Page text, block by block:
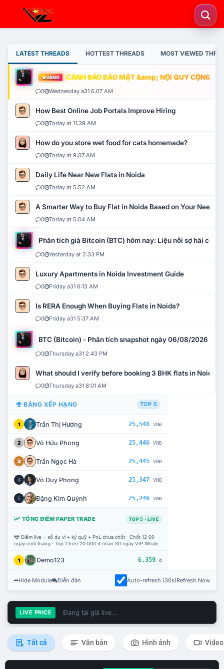
LATEST THREADS HOTTEST THREADS MOST VIEWED
VÀNG CẢNH BÁO BẢO MẬT &amp; NỘI QUY CỘNG
0 Wednesday a31 6:07 AM
How Best Online Job Portals Improve Hiring
0 Today at 11:39 AM
How do you store wet food for cats homemade?
0 Today at 9:07 AM
Daily Life Near New Flats in Noida
0 Today at 5:52 AM
A Smarter Way to Buy Flat in Noida Based on Your Needs
0 Today at 5:04 AM
Phân tích giá Bitcoin (BTC) hôm nay: Liệu nỗi sợ hãi có
0 Yesterday at 2:33 PM
Luxury Apartments in Noida Investment Guide
0 Friday a31 6:13 AM
Is RERA Enough When Buying Flats in Noida?
0 Friday a31 5:37 AM
BTC (Bitcoin) - Phân tích snapshot ngày 06/08/2026
0 Thursday a31 2:43 PM
What should I verify before booking 3 BHK flats in Noida?
0 Thursday a31 8:01 AM
BẢNG XẾP HẠNG TOP 5
1 Trần Thị Hương 25,548 VNĐ
2 Võ Hữu Phong 25,446 VNĐ
3 Trần Ngọc Hà 25,445 VNĐ
4 Võ Duy Phong 25,347 VNĐ
5 Đặng Kim Quỳnh 25,246 VNĐ
TỔNG ĐIỂM PAPER TRADE TOP 5 · LIVE
Điểm live = số dư ví + ký quỹ + PnL chưa chốt · Chốt 12:00
ngày cuối tháng · Top 1 trên 20.000 đ nhận 30 ngày VIP Whale.
1 Demo123 6.359 đ
Hide Module Diễn đàn Auto-refresh (30s)Refresh Now
LIVE PRICE Đang tải giá live...
Tất cả Văn bản Hình ảnh Video